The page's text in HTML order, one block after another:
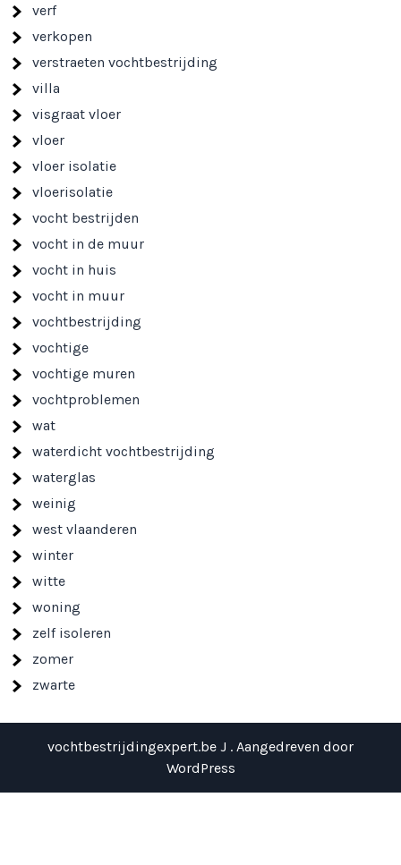
verf
verkopen
verstraeten vochtbestrijding
villa
visgraat vloer
vloer
vloer isolatie
vloerisolatie
vocht bestrijden
vocht in de muur
vocht in huis
vocht in muur
vochtbestrijding
vochtige
vochtige muren
vochtproblemen
wat
waterdicht vochtbestrijding
waterglas
weinig
west vlaanderen
winter
witte
woning
zelf isoleren
zomer
zwarte
vochtbestrijdingexpert.be J . Aangedreven door
WordPress